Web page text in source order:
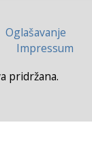
Oglašavanje
Impressum
pridržana.